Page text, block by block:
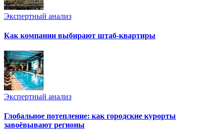
Экспертный анализ
Как компании выбирают штаб-квартиры
Экспертный анализ
Глобальное потепление: как городские курорты
завоёвывают регионы